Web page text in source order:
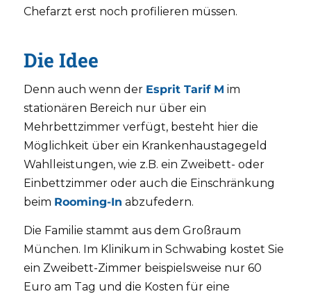
Chefarzt erst noch profilieren müssen.
Die Idee
Denn auch wenn der Esprit Tarif M im
stationären Bereich nur über ein
Mehrbettzimmer verfügt, besteht hier die
Möglichkeit über ein Krankenhaustagegeld
Wahlleistungen, wie z.B. ein Zweibett- oder
Einbettzimmer oder auch die Einschränkung
beim Rooming-In abzufedern.
Die Familie stammt aus dem Großraum
München. Im Klinikum in Schwabing kostet Sie
ein Zweibett-Zimmer beispielsweise nur 60
Euro am Tag und die Kosten für eine